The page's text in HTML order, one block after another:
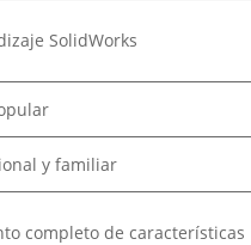
SolidWorks
y familiar
completo de características